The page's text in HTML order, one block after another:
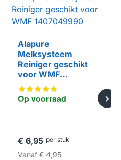
HUISMERK
Op voorraad
Alapure
Melksysteem
Reiniger geschikt
voor WMF
1407049990
€ 6,95 per stuk
Vanaf€ 4,95